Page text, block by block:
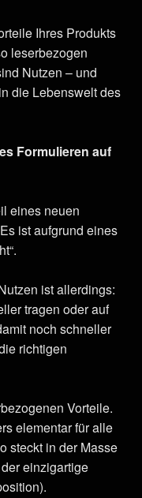
Ihres Produkts
leserbezogen
Nutzen – und
die Lebenswelt des
Formulieren auf
eines neuen
ist aufgrund eines
ist allerdings:
tragen oder auf
noch schneller
richtigen
Vorteile.
elementar für alle
steckt in der Masse
einzigartige